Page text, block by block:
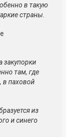
в такую
страны.
закупорки
там, где
в паховой
из
и синего